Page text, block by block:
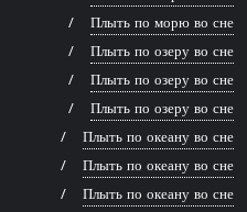
Плыть по морю во сне
Плыть по озеру во сне
Плыть по озеру во сне
Плыть по озеру во сне
Плыть по океану во сне
Плыть по океану во сне
Плыть по океану во сне